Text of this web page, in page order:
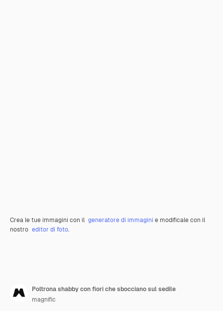
Crea le tue immagini con il generatore di immagini e modificale con il
nostro editor di foto.
Poltrona shabby con fiori che sbocciano sul sedile
magnific